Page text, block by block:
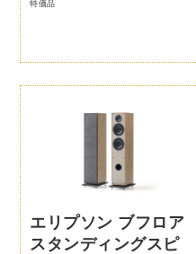
特価品
エリプソン ブフロア
スタンディングスピ